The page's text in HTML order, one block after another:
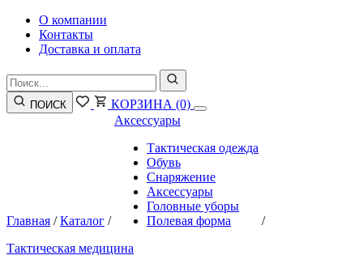
О компании
Контакты
Доставка и оплата
ПОИСК КОРЗИНА (0)
Главная /Каталог /
Аксессуары
Тактическая одежда
Обувь
Снаряжение
Аксессуары
Головные уборы
Полевая форма
/
Тактическая медицина